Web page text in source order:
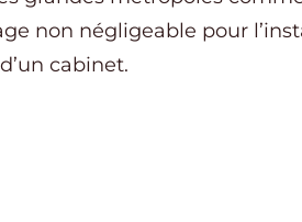
non négligeable pour
d’un cabinet.